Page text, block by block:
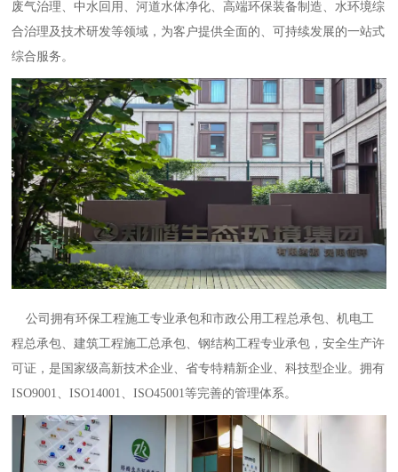
废气治理、中水回用、河道水体净化、高端环保装备制造、水环境综
合治理及技术研发等领域，为客户提供全面的、可持续发展的一站式
综合服务。
公司拥有环保工程施工专业承包和市政公用工程总承包、机电工
程总承包、建筑工程施工总承包、钢结构工程专业承包，安全生产许
可证，是国家级高新技术企业、省专特精新企业、科技型企业。拥有
ISO9001、ISO14001、ISO45001等完善的管理体系。